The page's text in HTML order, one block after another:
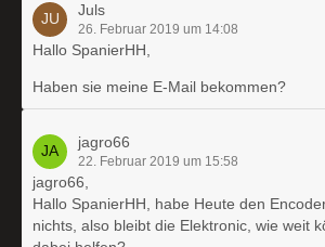
Juls
26. Februar 2019 um 14:08
Hallo SpanierHH,
Haben sie meine E-Mail bekommen?
jagro66
22. Februar 2019 um 15:58
jagro66,
Hallo SpanierHH, habe Heute den
nichts, also bleibt die Elektronic, wie weit